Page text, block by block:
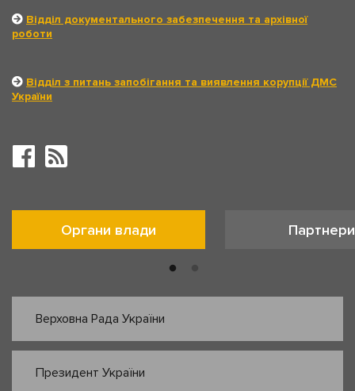
Відділ документального забезпечення та архівної
роботи
Відділ з питань запобігання та виявлення корупції ДМС
України
Органи влади Партнери
Верховна Рада України
Президент України